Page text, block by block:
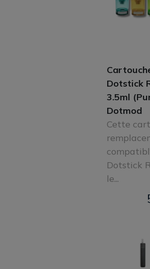
Dotstick
3.5ml
Dotmod
Cette
Dotstick
le...